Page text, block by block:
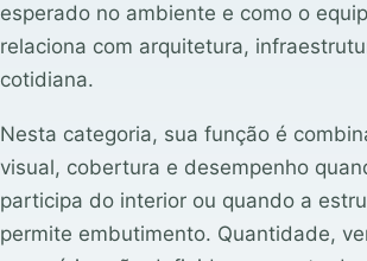
esperado no ambiente e como o
relaciona com arquitetura,
cotidiana.
Nesta categoria, sua função é
visual, cobertura e desempenho
participa do interior ou quando a
permite embutimento. Quantidade,